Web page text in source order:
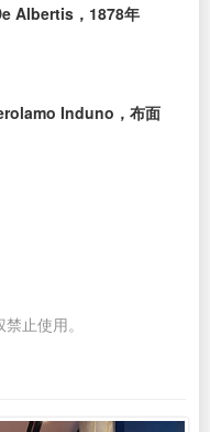
Albertis，1878年
Induno，布面
止使用。